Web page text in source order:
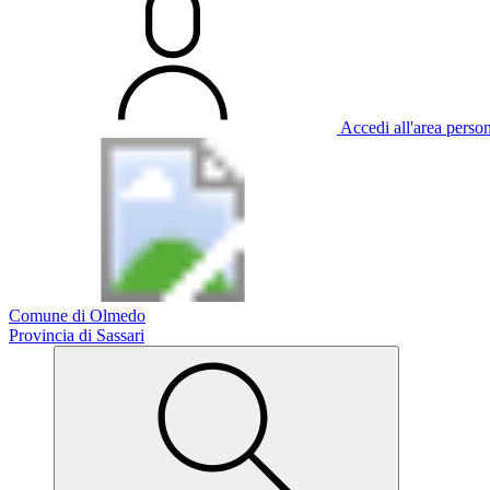
Accedi all'area
Comune di Olmedo
Provincia di Sassari